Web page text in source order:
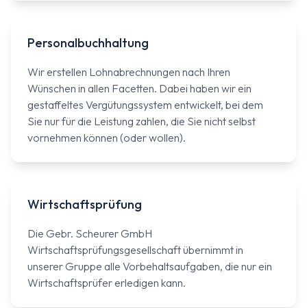
Personalbuchhaltung
Wir erstellen Lohnabrechnungen nach Ihren
Wünschen in allen Facetten. Dabei haben wir ein
gestaffeltes Vergütungssystem entwickelt, bei dem
Sie nur für die Leistung zahlen, die Sie nicht selbst
vornehmen können (oder wollen).
Wirtschaftsprüfung
Die Gebr. Scheurer GmbH
Wirtschaftsprüfungsgesellschaft übernimmt in
unserer Gruppe alle Vorbehaltsaufgaben, die nur ein
Wirtschaftsprüfer erledigen kann.